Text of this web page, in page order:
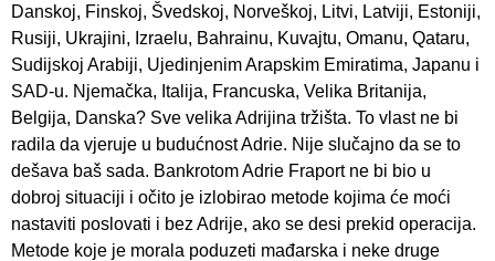
Danskoj, Finskoj, Švedskoj, Norveškoj, Litvi, Latviji, Estoniji,
Rusiji, Ukrajini, Izraelu, Bahrainu, Kuvajtu, Omanu, Qataru,
Sudijskoj Arabiji, Ujedinjenim Arapskim Emiratima, Japanu i
SAD-u. Njemačka, Italija, Francuska, Velika Britanija,
Belgija, Danska? Sve velika Adrijina tržišta. To vlast ne bi
radila da vjeruje u budućnost Adrie. Nije slučajno da se to
dešava baš sada. Bankrotom Adrie Fraport ne bi bio u
dobroj situaciji i očito je izlobirao metode kojima će moći
nastaviti poslovati i bez Adrije, ako se desi prekid operacija.
Metode koje je morala poduzeti mađarska i neke druge